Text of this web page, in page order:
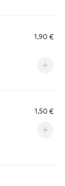
1,90 €
1,50 €